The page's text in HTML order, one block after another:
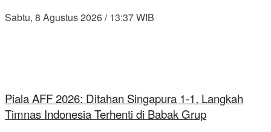
Sabtu, 8 Agustus 2026 / 13:37 WIB
Piala AFF 2026: Ditahan Singapura 1-1, Langkah
Timnas Indonesia Terhenti di Babak Grup